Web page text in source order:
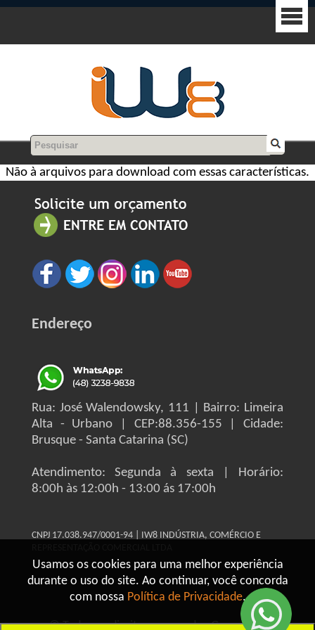
Usamos os cookies para uma melhor experiência
durante o uso do site. Ao continuar, você concorda
com nossa Política de Privacidade.
Não à arquivos para download com essas características.
Endereço
Rua: José Walendowsky, 111 | Bairro: Limeira
Alta - Urbano | CEP:88.356-155 | Cidade:
Brusque - Santa Catarina (SC)
Atendimento: Segunda à sexta | Horário:
8:00h às 12:00h - 13:00 ás 17:00h
CNPJ 17.038.947/0001-94 | IW8 INDÚSTRIA, COMÉRCIO E
© Todos os direitos reservados Grupo IW8